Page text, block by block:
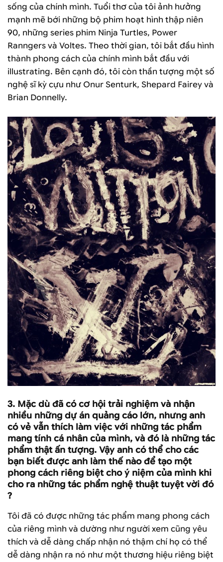
sống của chính mình. Tuổi thơ của tôi ảnh hưởng
mạnh mẽ bới những bộ phim hoạt hình thập niên
90, những series phim Ninja Turtles, Power
Ranngers và Voltes. Theo thời gian, tôi bắt đầu hình
thành phong cách của chính mình bắt đầu với
illustrating. Bên cạnh đó, tôi còn thần tượng một số
nghệ sĩ kỳ cựu như Onur Senturk, Shepard Fairey và
Brian Donnelly.
3. Mặc dù đã có cơ hội trải nghiệm và nhận
nhiều những dự án quảng cáo lớn, nhưng anh
có vẻ vẫn thích làm việc với những tác phẩm
mang tính cá nhân của mình, và đó là những tác
phẩm thật ấn tượng. Vậy anh có thể cho các
bạn biết được anh làm thế nào để tạo một
phong cách riêng biệt cho ý niệm của mình khi
cho ra những tác phẩm nghệ thuật tuyệt vời đó
?
Tôi đã có được những tác phẩm mang phong cách
của riêng mình và dường như người xem cũng yêu
thích và dễ dàng chấp nhận nó thậm chí họ có thể
dễ dàng nhận ra nó như một thương hiệu riêng biệt